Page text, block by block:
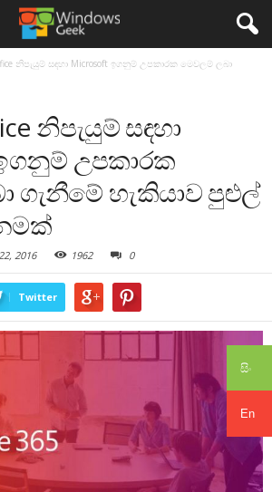
සිං
En
නිපැයුම් සඳහා Microsoft ඉගනුම් උපකාරක මෙවලම් ලබා
නිපැයුම් සඳහා
උපකාරක
ගැනීමේ හැකියාව පුළුල්
2016 1962 0
Twitter